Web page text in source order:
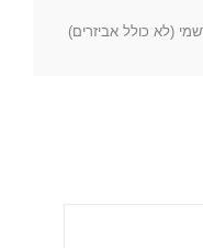
(לא כולל אביזרים)